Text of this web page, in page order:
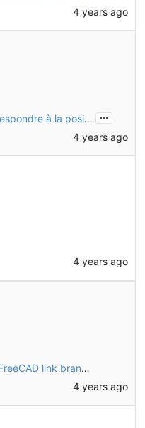
4 years ago
Mise à jour de la chaîne pour correspondre à la position du tendeur
...
4 years ago
4 years ago
Recalcul et enregistrement avec FreeCAD link branch (daily 20221128)
4 years ago